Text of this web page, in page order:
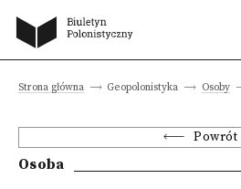
Strona główna Geopolonistyka Osoby
Powrót
Osoba